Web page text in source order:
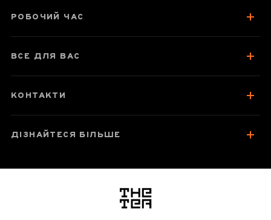
РОБОЧИЙ ЧАС
ВСЕ ДЛЯ ВАС
КОНТАКТИ
ДІЗНАЙТЕСЯ БІЛЬШЕ
логотип